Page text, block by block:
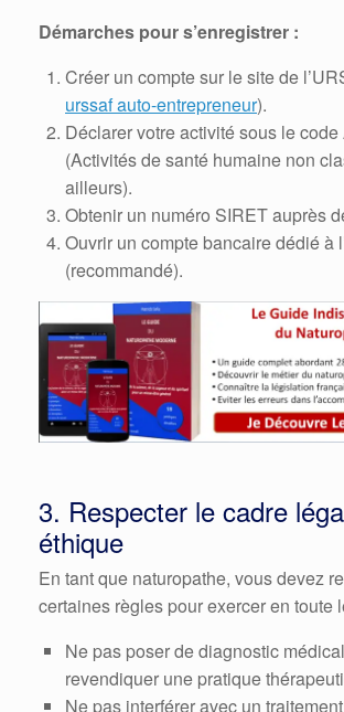
Démarches pour s’enregistrer :
Créer un compte sur le site de
urssaf auto-entrepreneur).
Déclarer votre activité sous le
(Activités de santé humaine non
ailleurs).
Obtenir un numéro SIRET auprès
Ouvrir un compte bancaire dédié à
(recommandé).
3. Respecter le cadre
éthique
En tant que naturopathe, vous devez
certaines règles pour exercer en toute
Ne pas poser de diagnostic
revendiquer une pratique
Ne pas interférer avec un